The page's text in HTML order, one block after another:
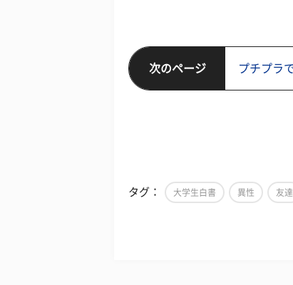
次のページ プチプラ
タグ： 大学生白書 異性 友達